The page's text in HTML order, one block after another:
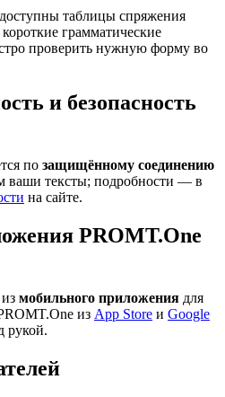
таблицы спряжения
грамматические
проверить нужную форму во
и безопасность
по защищённому соединению
ваши тексты; подробности — в
на сайте.
PROMT.One
мобильного приложения для
из App Store и Google
рукой.